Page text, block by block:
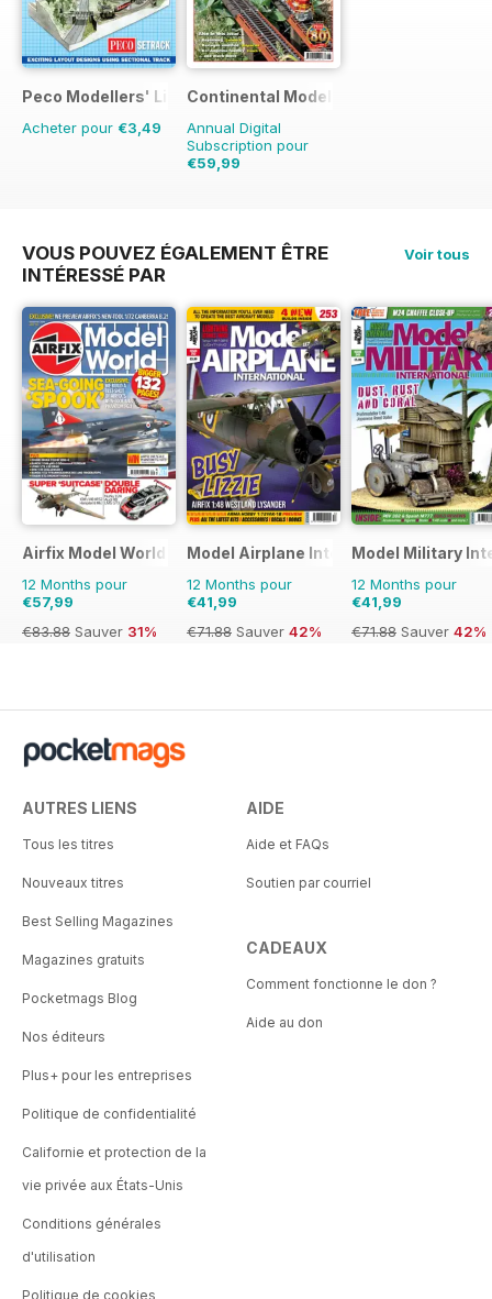
Peco Modellers' Library
Acheter pour €3,49
Continental Modeller
Annual Digital
Subscription pour
€59,99
VOUS POUVEZ ÉGALEMENT ÊTRE
INTÉRESSÉ PAR
Voir tous
Airfix Model World
12 Months pour
€57,99
€83.88 Sauver 31%
Model Airplane International
12 Months pour
€41,99
€71.88 Sauver 42%
Model Military
12 Months pour
€41,99
€71.88 Sauver 42%
AUTRES LIENS
Tous les titres
Nouveaux titres
Best Selling Magazines
Magazines gratuits
Pocketmags Blog
Nos éditeurs
Plus+ pour les entreprises
Politique de confidentialité
Californie et protection de la
vie privée aux États-Unis
Conditions générales
d'utilisation
Politique de cookies
AIDE
Aide et FAQs
Soutien par courriel
CADEAUX
Comment fonctionne le don ?
Aide au don